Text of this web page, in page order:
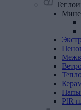
PIR